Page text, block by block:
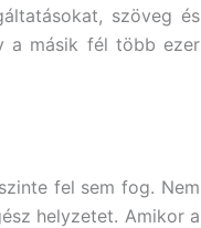
szöveg és
a másik fél több ezer
fel sem fog. Nem
helyzetet. Amikor a